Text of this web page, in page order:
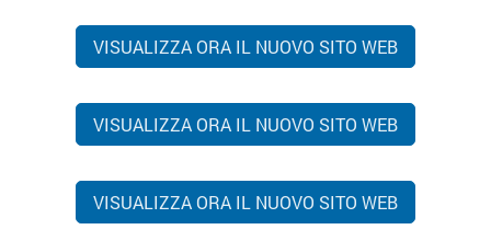
VISUALIZZA ORA IL NUOVO SITO WEB
VISUALIZZA ORA IL NUOVO SITO WEB
VISUALIZZA ORA IL NUOVO SITO WEB